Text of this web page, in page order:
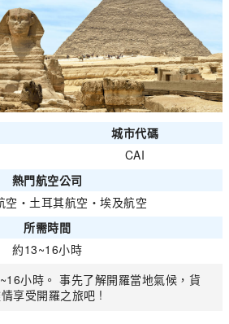
城市代碼
CAI
熱門航空公司
空 ・ 土耳其航空 ・埃及航空
所需時間
約13~16小時
小時。 事先了解開羅當地氣候，貨
享受開羅之旅吧 !